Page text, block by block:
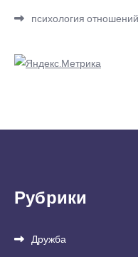
психология
Рубрики
Дружба